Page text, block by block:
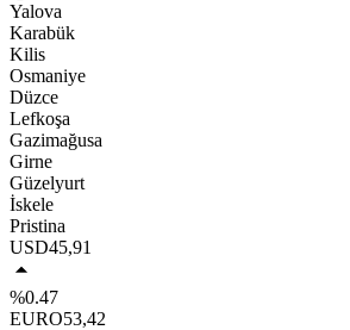
Yalova
Karabük
Kilis
Osmaniye
Düzce
Lefkoşa
Gazimağusa
Girne
Güzelyurt
İskele
Pristina
USD45,91
%0.47
EURO53,42